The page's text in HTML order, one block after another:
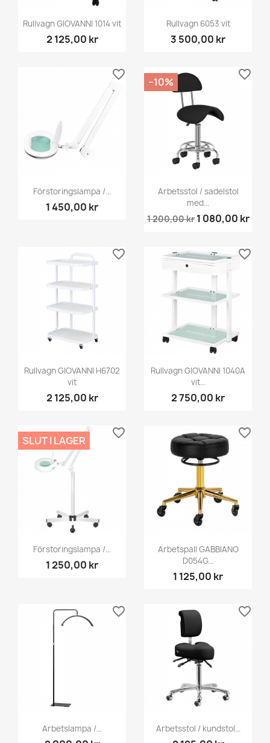
Rullvagn GIOVANNI 1014 vit
2 125,00 kr
Rullvagn 6053 vit
3 500,00 kr
Förstoringslampa /...
1 450,00 kr
favorite_border
Arbetsstol / sadelstol
med...
1 200,00 kr 1 080,00 kr
−10%
favorite_border
Rullvagn GIOVANNI H6702
vit
2 125,00 kr
favorite_border
Rullvagn GIOVANNI 1040A
vit...
2 750,00 kr
favorite_border
Förstoringslampa /...
1 250,00 kr
SLUT I LAGER
favorite_border
Arbetspall GABBIANO
D054G...
1 125,00 kr
favorite_border
Arbetslampa /...
favorite_border
Arbetsstol / kundstol...
favorite_border